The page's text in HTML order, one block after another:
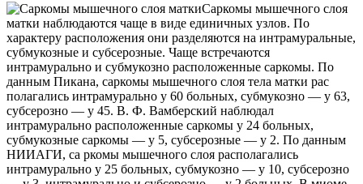
Саркомы мышечного слоя
матки наблюдаются чаще в виде единичных узлов. По
характеру расположения они разделяются на интрамуральные,
субмукозные и субсерозные. Чаще встречаются
интрамурально и субмукозно расположенные саркомы. По
данным Пикана, саркомы мышечного слоя тела матки рас
полагались интрамурально у 60 больных, субмукозно — у 63,
субсерозно — у 45. В. Ф. Вамберский наблюдал
интрамурально расположенные саркомы у 24 больных,
субмукозные саркомы — у 5, субсерозные — у 2. По данным
НИИАГИ, са ркомы мышечного слоя располагались
интрамурально у 25 больных, субмукозно — у 10, субсерозно